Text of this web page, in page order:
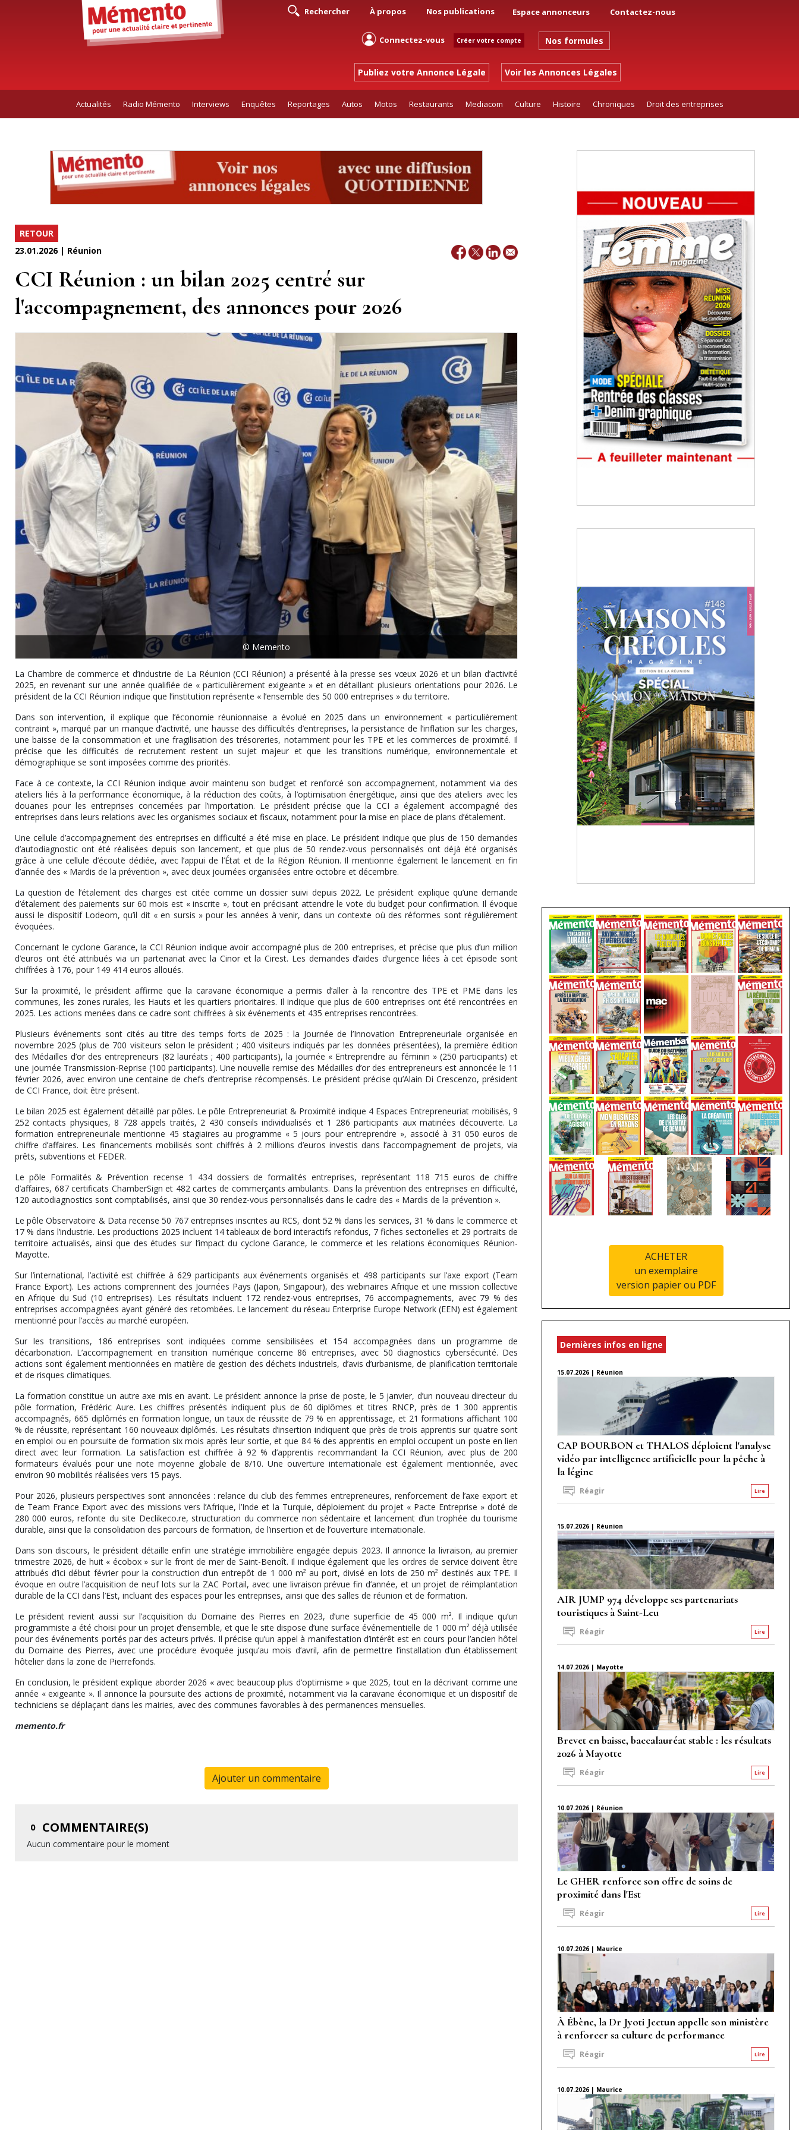
Rechercher À propos Nos publications Espace annonceurs Contactez-nous
Connectez-vous Créer votre compte Nos formules
Publiez votre Annonce Légale Voir les Annonces Légales
Actualités Radio Mémento Interviews Enquêtes Reportages Autos Motos Restaurants Mediacom Culture Histoire Chroniques Droit des entreprises
RETOUR
23.01.2026 | Réunion
CCI Réunion : un bilan 2025 centré sur
l'accompagnement, des annonces pour 2026
© Memento
La Chambre de commerce et d’industrie de La Réunion (CCI Réunion) a présenté à la presse ses vœux 2026 et un bilan d’activité
2025, en revenant sur une année qualifiée de « particulièrement exigeante » et en détaillant plusieurs orientations pour 2026. Le
président de la CCI Réunion indique que l’institution représente « l’ensemble des 50 000 entreprises » du territoire.
Dans son intervention, il explique que l’économie réunionnaise a évolué en 2025 dans un environnement « particulièrement
contraint », marqué par un manque d’activité, une hausse des difficultés d’entreprises, la persistance de l’inflation sur les charges,
une baisse de la consommation et une fragilisation des trésoreries, notamment pour les TPE et les commerces de proximité. Il
précise que les difficultés de recrutement restent un sujet majeur et que les transitions numérique, environnementale et
démographique se sont imposées comme des priorités.
Face à ce contexte, la CCI Réunion indique avoir maintenu son budget et renforcé son accompagnement, notamment via des
ateliers liés à la performance économique, à la réduction des coûts, à l’optimisation énergétique, ainsi que des ateliers avec les
douanes pour les entreprises concernées par l’importation. Le président précise que la CCI a également accompagné des
entreprises dans leurs relations avec les organismes sociaux et fiscaux, notamment pour la mise en place de plans d’étalement.
Une cellule d’accompagnement des entreprises en difficulté a été mise en place. Le président indique que plus de 150 demandes
d’autodiagnostic ont été réalisées depuis son lancement, et que plus de 50 rendez-vous personnalisés ont déjà été organisés
grâce à une cellule d’écoute dédiée, avec l’appui de l’État et de la Région Réunion. Il mentionne également le lancement en fin
d’année des « Mardis de la prévention », avec deux journées organisées entre octobre et décembre.
La question de l’étalement des charges est citée comme un dossier suivi depuis 2022. Le président explique qu’une demande
d’étalement des paiements sur 60 mois est « inscrite », tout en précisant attendre le vote du budget pour confirmation. Il évoque
aussi le dispositif Lodeom, qu’il dit « en sursis » pour les années à venir, dans un contexte où des réformes sont régulièrement
évoquées.
Concernant le cyclone Garance, la CCI Réunion indique avoir accompagné plus de 200 entreprises, et précise que plus d’un million
d’euros ont été attribués via un partenariat avec la Cinor et la Cirest. Les demandes d’aides d’urgence liées à cet épisode sont
chiffrées à 176, pour 149 414 euros alloués.
Sur la proximité, le président affirme que la caravane économique a permis d’aller à la rencontre des TPE et PME dans les
communes, les zones rurales, les Hauts et les quartiers prioritaires. Il indique que plus de 600 entreprises ont été rencontrées en
2025. Les actions menées dans ce cadre sont chiffrées à six événements et 435 entreprises rencontrées.
Plusieurs événements sont cités au titre des temps forts de 2025 : la Journée de l’Innovation Entrepreneuriale organisée en
novembre 2025 (plus de 700 visiteurs selon le président ; 400 visiteurs indiqués par les données présentées), la première édition
des Médailles d’or des entrepreneurs (82 lauréats ; 400 participants), la journée « Entreprendre au féminin » (250 participants) et
une journée Transmission-Reprise (100 participants). Une nouvelle remise des Médailles d’or des entrepreneurs est annoncée le 11
février 2026, avec environ une centaine de chefs d’entreprise récompensés. Le président précise qu’Alain Di Crescenzo, président
de CCI France, doit être présent.
Le bilan 2025 est également détaillé par pôles. Le pôle Entrepreneuriat & Proximité indique 4 Espaces Entrepreneuriat mobilisés, 9
252 contacts physiques, 8 728 appels traités, 2 430 conseils individualisés et 1 286 participants aux matinées découverte. La
formation entrepreneuriale mentionne 45 stagiaires au programme « 5 jours pour entreprendre », associé à 31 050 euros de
chiffre d’affaires. Les financements mobilisés sont chiffrés à 2 millions d’euros investis dans l’accompagnement de projets, via
prêts, subventions et FEDER.
Le pôle Formalités & Prévention recense 1 434 dossiers de formalités entreprises, représentant 118 715 euros de chiffre
d’affaires, 687 certificats ChamberSign et 482 cartes de commerçants ambulants. Dans la prévention des entreprises en difficulté,
120 autodiagnostics sont comptabilisés, ainsi que 30 rendez-vous personnalisés dans le cadre des « Mardis de la prévention ».
Le pôle Observatoire & Data recense 50 767 entreprises inscrites au RCS, dont 52 % dans les services, 31 % dans le commerce et
17 % dans l’industrie. Les productions 2025 incluent 14 tableaux de bord interactifs refondus, 7 fiches sectorielles et 29 portraits de
territoire actualisés, ainsi que des études sur l’impact du cyclone Garance, le commerce et les relations économiques Réunion-
Mayotte.
Sur l’international, l’activité est chiffrée à 629 participants aux événements organisés et 498 participants sur l’axe export (Team
France Export). Les actions comprennent des Journées Pays (Japon, Singapour), des webinaires Afrique et une mission collective
en Afrique du Sud (10 entreprises). Les résultats incluent 172 rendez-vous entreprises, 76 accompagnements, avec 79 % des
entreprises accompagnées ayant généré des retombées. Le lancement du réseau Enterprise Europe Network (EEN) est également
mentionné pour l’accès au marché européen.
Sur les transitions, 186 entreprises sont indiquées comme sensibilisées et 154 accompagnées dans un programme de
décarbonation. L’accompagnement en transition numérique concerne 86 entreprises, avec 50 diagnostics cybersécurité. Des
actions sont également mentionnées en matière de gestion des déchets industriels, d’avis d’urbanisme, de planification territoriale
et de risques climatiques.
La formation constitue un autre axe mis en avant. Le président annonce la prise de poste, le 5 janvier, d’un nouveau directeur du
pôle formation, Frédéric Aure. Les chiffres présentés indiquent plus de 60 diplômes et titres RNCP, près de 1 300 apprentis
accompagnés, 665 diplômés en formation longue, un taux de réussite de 79 % en apprentissage, et 21 formations affichant 100
% de réussite, représentant 160 nouveaux diplômés. Les résultats d’insertion indiquent que près de trois apprentis sur quatre sont
en emploi ou en poursuite de formation six mois après leur sortie, et que 84 % des apprentis en emploi occupent un poste en lien
direct avec leur formation. La satisfaction est chiffrée à 92 % d’apprentis recommandant la CCI Réunion, avec plus de 200
formateurs évalués pour une note moyenne globale de 8/10. Une ouverture internationale est également mentionnée, avec
environ 90 mobilités réalisées vers 15 pays.
Pour 2026, plusieurs perspectives sont annoncées : relance du club des femmes entrepreneures, renforcement de l’axe export et
de Team France Export avec des missions vers l’Afrique, l’Inde et la Turquie, déploiement du projet « Pacte Entreprise » doté de
280 000 euros, refonte du site Declikeco.re, structuration du commerce non sédentaire et lancement d’un trophée du tourisme
durable, ainsi que la consolidation des parcours de formation, de l’insertion et de l’ouverture internationale.
Dans son discours, le président détaille enfin une stratégie immobilière engagée depuis 2023. Il annonce la livraison, au premier
trimestre 2026, de huit « écobox » sur le front de mer de Saint-Benoît. Il indique également que les ordres de service doivent être
attribués d’ici début février pour la construction d’un entrepôt de 1 000 m² au port, divisé en lots de 250 m² destinés aux TPE. Il
évoque en outre l’acquisition de neuf lots sur la ZAC Portail, avec une livraison prévue fin d’année, et un projet de réimplantation
durable de la CCI dans l’Est, incluant des espaces pour les entreprises, ainsi que des salles de réunion et de formation.
Le président revient aussi sur l’acquisition du Domaine des Pierres en 2023, d’une superficie de 45 000 m². Il indique qu’un
programmiste a été choisi pour un projet d’ensemble, et que le site dispose d’une surface événementielle de 1 000 m² déjà utilisée
pour des événements portés par des acteurs privés. Il précise qu’un appel à manifestation d’intérêt est en cours pour l’ancien hôtel
du Domaine des Pierres, avec une procédure évoquée jusqu’au mois d’avril, afin de permettre l’installation d’un établissement
hôtelier dans la zone de Pierrefonds.
En conclusion, le président explique aborder 2026 « avec beaucoup plus d’optimisme » que 2025, tout en la décrivant comme une
année « exigeante ». Il annonce la poursuite des actions de proximité, notamment via la caravane économique et un dispositif de
techniciens se déplaçant dans les mairies, avec des communes favorables à des permanences mensuelles.
memento.fr
Ajouter un commentaire
0 COMMENTAIRE(S)
Aucun commentaire pour le moment
ACHETER
un exemplaire
version papier ou PDF
Dernières infos en ligne
15.07.2026 | Réunion
CAP BOURBON et THALOS déploient l'analyse
vidéo par intelligence artificielle pour la pêche à
la légine
Lire
Réagir
15.07.2026 | Réunion
AIR JUMP 974 développe ses partenariats
touristiques à Saint-Leu
Lire
Réagir
14.07.2026 | Mayotte
Brevet en baisse, baccalauréat stable : les résultats
2026 à Mayotte
Lire
Réagir
10.07.2026 | Réunion
Le GHER renforce son offre de soins de
proximité dans l'Est
Lire
Réagir
10.07.2026 | Maurice
À Ébène, la Dr Jyoti Jeetun appelle son ministère
à renforcer sa culture de performance
Lire
Réagir
10.07.2026 | Maurice